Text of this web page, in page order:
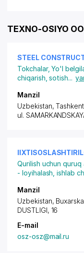
TEXNO-OSIYO
STEEL
Tokchalar,Yo'l
chiqarish, sotish...
Manzil
Uzbekistan,
ul.
Qurilish uchun quruq
- loyihalash, ishlab
Manzil
Uzbekistan,
DUSTLIGI, 16
E-mail
osz-osz@mail.ru